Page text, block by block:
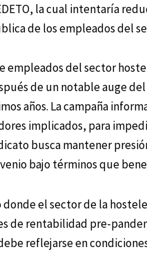
la cual intentaría
de los empleados del
del sector
de un notable auge
años. La campaña
implicados, para
busca mantener
bajo términos que
el sector de la
de rentabilidad pre-
reflejarse en